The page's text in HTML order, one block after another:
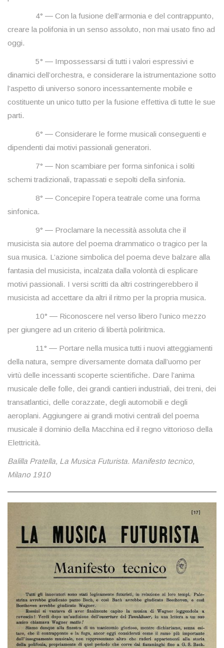
4° ― Con la fusione dell’armonia e del contrappunto,
creare la polifonia in un senso assoluto, non mai usato fino ad
oggi.
5° ― Impossessarsi di tutti i valori espressivi e
dinamici dell’orchestra, e considerare la istrumentazione sotto
l’aspetto di universo sonoro incessantemente mobile e
costituente un unico tutto per la fusione effettiva di tutte le sue
parti.
6° ― Considerare le forme musicali conseguenti e
dipendenti dai motivi passionali generatori.
7° ― Non scambiare per forma sinfonica i soliti
schemi tradizionali, trapassati e sepolti della sinfonia.
8° ― Concepire l’opera teatrale come una forma
sinfonica.
9° ― Proclamare la necessità assoluta che il
musicista sia autore del poema drammatico o tragico per la
sua musica. L’azione simbolica del poema deve balzare alla
fantasia del musicista, incalzata dalla volontà di esplicare
motivi passionali. I versi scritti da altri costringerebbero il
musicista ad accettare da altri il ritmo per la propria musica.
10° ― Riconoscere nel verso libero l’unico mezzo
per giungere ad un criterio di libertà poliritmica.
11° ― Portare nella musica tutti i nuovi atteggiamenti
della natura, sempre diversamente domata dall’uomo per
virtù delle incessanti scoperte scientifiche. Dare l’anima
musicale delle folle, dei grandi cantieri industriali, dei treni, dei
transatlantici, delle corazzate, degli automobili e degli
aeroplani. Aggiungere ai grandi motivi centrali del poema
musicale il dominio della Macchina ed il regno vittorioso della
Elettricità.
Balilla Pratella, La Musica Futurista. Manifesto tecnico,
Milano 1910